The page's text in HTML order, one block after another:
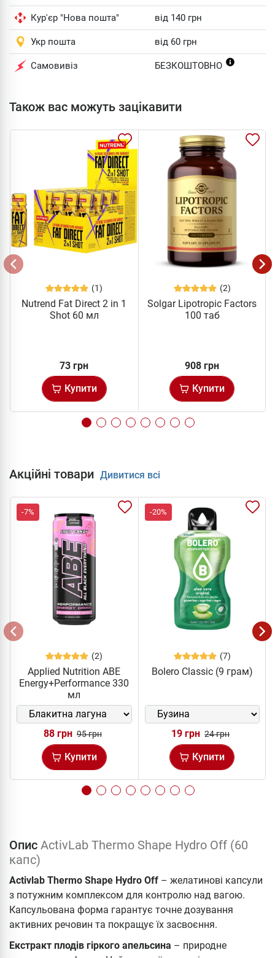
Кур'єр "Нова пошта" від 140 грн
Укр пошта від 60 грн
Самовивіз БЕЗКОШТОВНО
Також вас можуть зацікавити
(1)
Nutrend Fat Direct 2 in 1
Shot 60 мл
73 грн
Купити
(2)
Solgar Lipotropic Factors
100 таб
908 грн
Купити
Акційні товари Дивитися всі
-7%
(2)
Applied Nutrition ABE
Energy+Performance 330
мл
88 грн 95 грн
Купити
-20%
(7)
Bolero Classic (9 грам)
19 грн 24 грн
Купити
Опис ActivLab Thermo Shape Hydro Off (60
капс)
Activlab Thermo Shape Hydro Off – желатинові капсули
з потужним комплексом для контролю над вагою.
Капсульована форма гарантує точне дозування
активних речовин та покращує їх засвоєння.
Екстракт плодів гіркого апельсина – природне